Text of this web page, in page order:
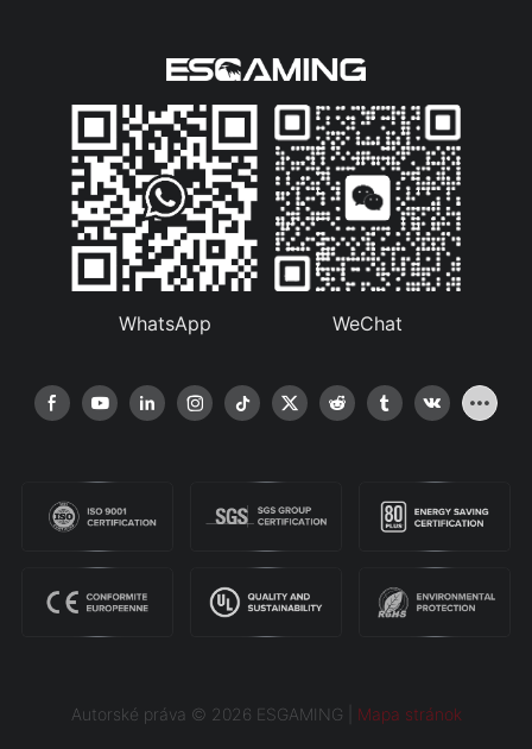
WhatsApp WeChat
Autorské práva © 2026 ESGAMING | Mapa stránok